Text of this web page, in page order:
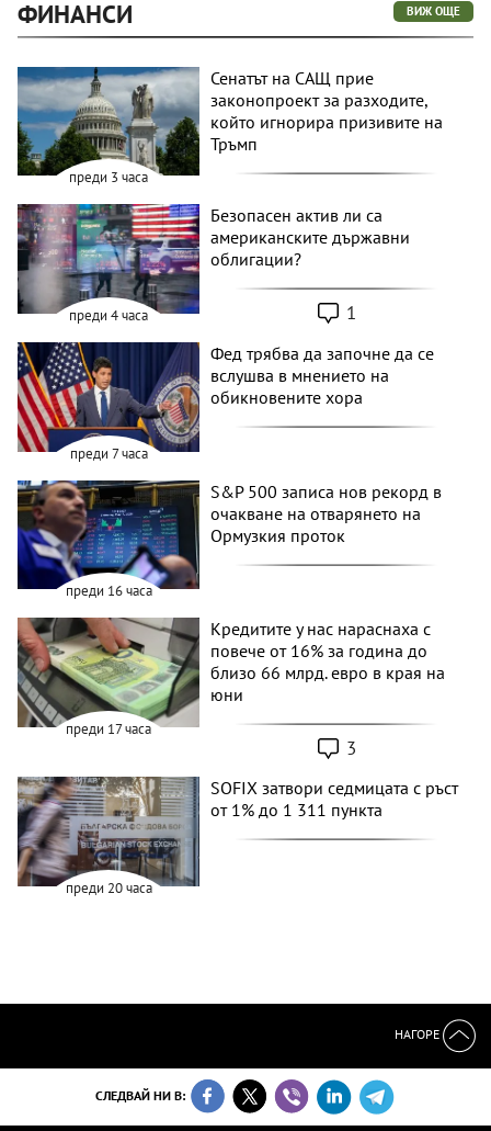
ФИНАНСИ ВИЖ ОЩЕ
преди 3 часа
Сенатът на САЩ прие
законопроект за разходите,
който игнорира призивите на
Тръмп
преди 4 часа
Безопасен актив ли са
американските държавни
облигации?
1
преди 7 часа
Фед трябва да започне да се
вслушва в мнението на
обикновените хора
преди 16 часа
S&P 500 записа нов рекорд в
очакване на отварянето на
Ормузкия проток
преди 17 часа
Кредитите у нас нараснаха с
повече от 16% за година до
близо 66 млрд. евро в края на
юни
3
преди 20 часа
SOFIX затвори седмицата с ръст
от 1% до 1 311 пункта
НАГОРЕ
СЛЕДВАЙ НИ В: